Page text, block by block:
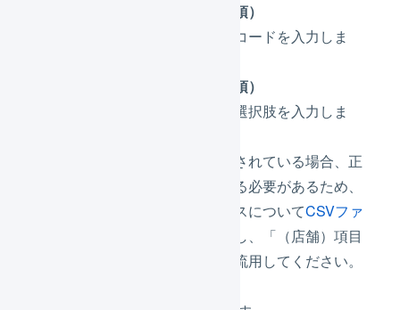
（店舗）商品コード（必須）
削除対象の（店舗）商品コードを入力しま
（店舗）項目選択肢（必須）
削除対象の（店舗）項目選択肢を入力しま
複数の項目選択肢が登録されている場合、正
しい順序で入力されている必要があるため、
削除対象の​商品エイリアスに​ついてCSVファ
し、「（店舗）項目
選択肢」の値をそのまま流用してください。